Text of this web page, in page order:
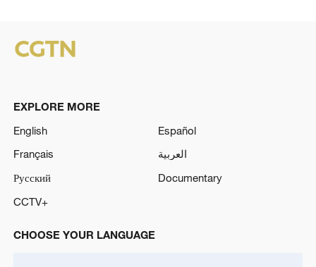
EXPLORE MORE
English
Español
Français
العربية
Русский
Documentary
CCTV+
CHOOSE YOUR LANGUAGE